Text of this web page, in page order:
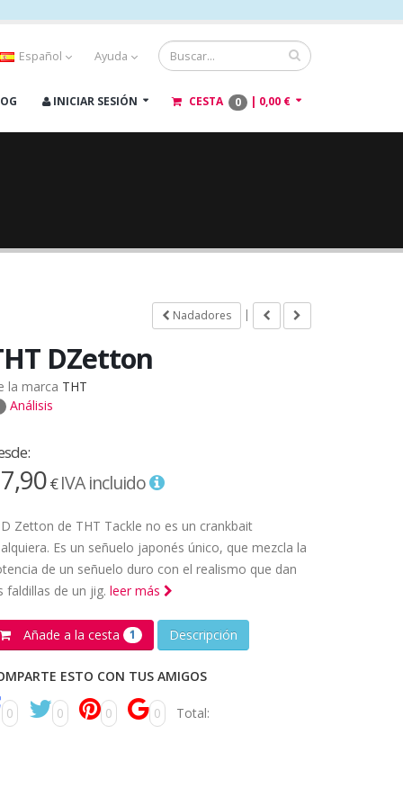
Español Ayuda
INICIAR SESIÓN CESTA 0 | 0,00 €
Nadadores |
DZetton
la marca THT
Análisis
€IVA incluido
Zetton de THT Tackle no es un crankbait
Es un señuelo japonés único, que mezcla la
de un señuelo duro con el realismo que dan
faldillas de un jig. leer más
Añade a la cesta 1 Descripción
ESTO CON TUS AMIGOS
0 0 0 0 Total: